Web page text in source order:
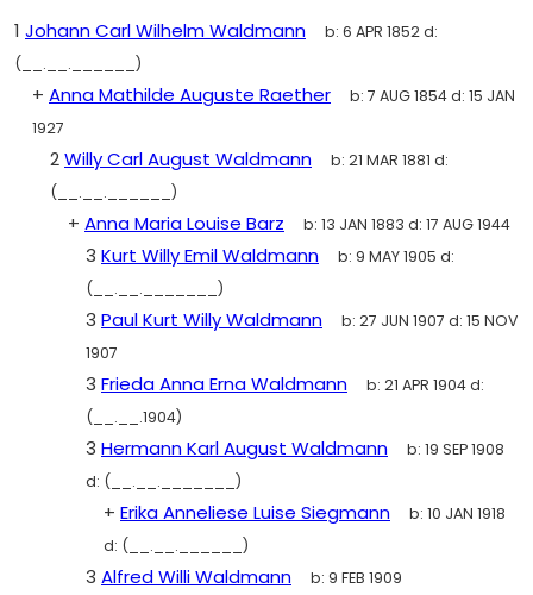
1 Johann Carl Wilhelm Waldmann b: 6 APR 1852d:
(__.__.______)
+ Anna Mathilde Auguste Raether b: 7 AUG 1854d: 15 JAN
1927
2Willy Carl August Waldmann b: 21 MAR 1881 d:
(__.__.______)
+ Anna Maria Louise Barz b: 13 JAN 1883 d: 17 AUG 1944
3 Kurt Willy Emil Waldmann b: 9 MAY 1905 d:
(__.__._______)
3 Paul Kurt Willy Waldmann b: 27 JUN 1907 d: 15 NOV
1907
3 Frieda Anna Erna Waldmann b: 21 APR 1904d:
(__.__.1904)
3 Hermann Karl August Waldmann b: 19 SEP 1908
d: (__.__._______)
+ Erika Anneliese Luise Siegmann b: 10 JAN 1918
d: (__.__.______)
3 Alfred Willi Waldmann b: 9 FEB 1909